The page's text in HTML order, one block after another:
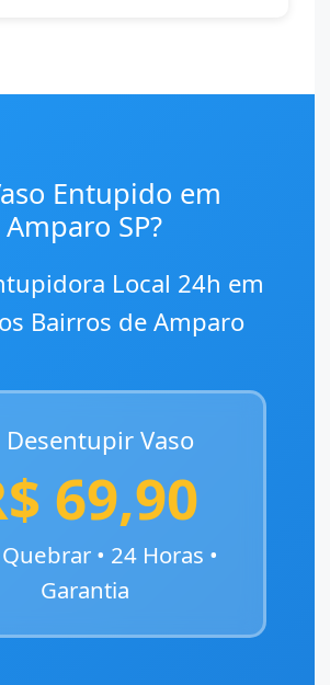
Entupido em
Amparo SP?
Local 24h em
Bairros de Amparo
Desentupir Vaso
69,90
• 24 Horas •
Garantia